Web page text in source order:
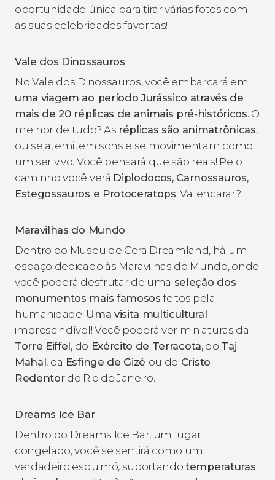
oportunidade única para tirar várias fotos com
as suas celebridades favoritas!
Vale dos Dinossauros
No Vale dos Dinossauros, você embarcará em
uma viagem ao períodoJurássico através de
mais de 20 réplicas de animais pré-históricos. O
melhor de tudo? As réplicas são animatrônicas,
ou seja, emitem sons e se movimentam como
um ser vivo. Você pensará que são reais! Pelo
caminho você verá Diplodocos, Carnossauros,
Estegossauros e Protoceratops. Vai encarar?
Maravilhas do Mundo
Dentro do Museu de Cera Dreamland, há um
espaço dedicado às Maravilhas do Mundo, onde
você poderá desfrutar de uma seleção dos
monumentos mais famosos feitos pela
humanidade. Uma visita multicultural
imprescindível! Você poderá ver miniaturas da
Torre Eiffel, do Exército de Terracota, do Taj
Mahal, da Esfinge de Gizé ou do Cristo
Redentordo Rio de Janeiro.
Dreams Ice Bar
Dentro do Dreams Ice Bar, um lugar
congelado, você se sentirá como um
verdadeiro esquimó, suportandotemperaturas